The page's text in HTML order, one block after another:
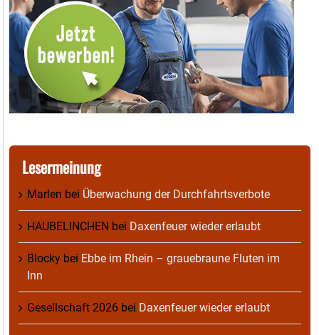
Lesermeinung
Marlen bei Überwachung der Durchfahrtsverbote
HAUBELINCHEN bei Daxenfeuer wieder erlaubt
Blocky bei Ebbe im Rhein – grauebraune Fluten im
Inn
Gesellschaft 2026 bei Daxenfeuer wieder erlaubt